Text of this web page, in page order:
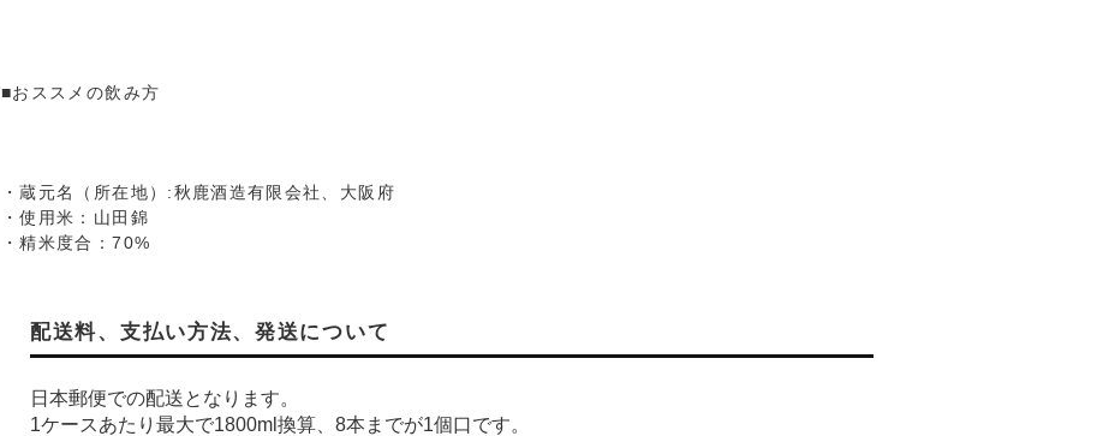
■おススメの飲み方
・蔵元名（所在地）:秋鹿酒造有限会社、大阪府
・使用米：山田錦
・精米度合：70%
配送料、支払い方法、発送について
日本郵便での配送となります。
1ケースあたり最大で1800ml換算、8本までが1個口です。